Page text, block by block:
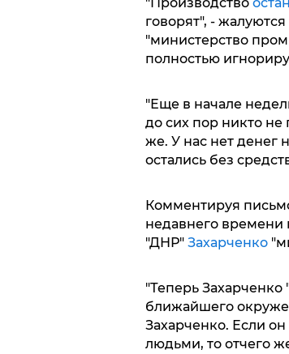
говорят", -
"министерство
полностью
"Еще в начале
до сих пор никто
же. У нас нет денег
остались без
Комментируя
недавнего времени
"ДНР" Захарченко
"Теперь Захарченко
ближайшего
Захарченко. Если
людьми, то отчего